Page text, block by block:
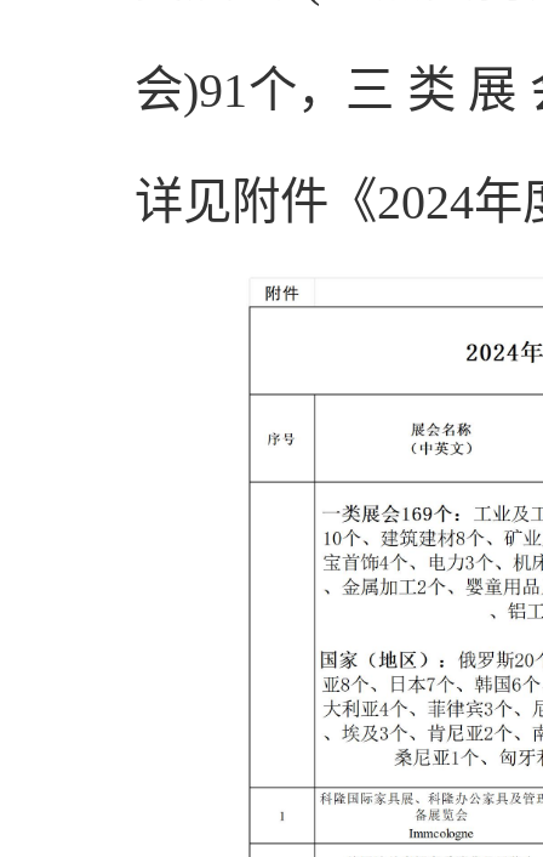
会)91个，三 类 展
详见附件《2024